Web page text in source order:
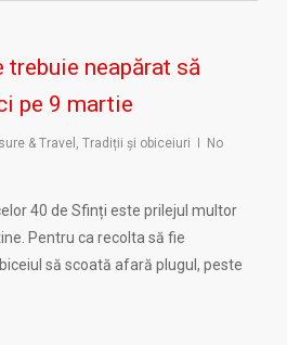
trebuie neapărat să
pe 9 martie
& Travel , Tradiții și obiceiuri
No
40 de Sfinți este prilejul multor
Pentru ca recolta să fie
să scoată afară plugul, peste